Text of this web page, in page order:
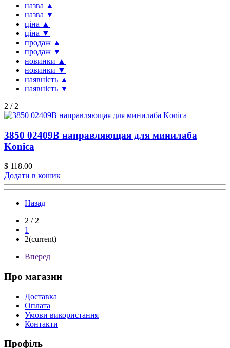
назва ▲
назва ▼
ціна ▲
ціна ▼
продаж ▲
продаж ▼
новинки ▲
новинки ▼
наявність ▲
наявність ▼
2 / 2
3850 02409B направляющая для минилаба
Konica
$ 118.00
Додати в кошик
Назад
2 / 2
1
2(current)
Вперед
Про магазин
Доставка
Оплата
Умови використання
Контакти
Профіль